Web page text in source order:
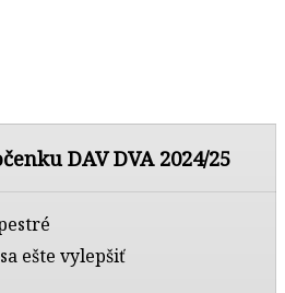
DAV DVA 2024/25
ešte vylepšiť